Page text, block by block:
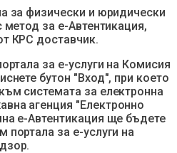
за физически и юридически
метод за е-Автентикация,
КРС доставчик.
за е-услуги на Комисия
бутон "Вход", при което
системата за електронна
агенция "Електронно
е-Автентикация ще бъдете
портала за е-услуги на